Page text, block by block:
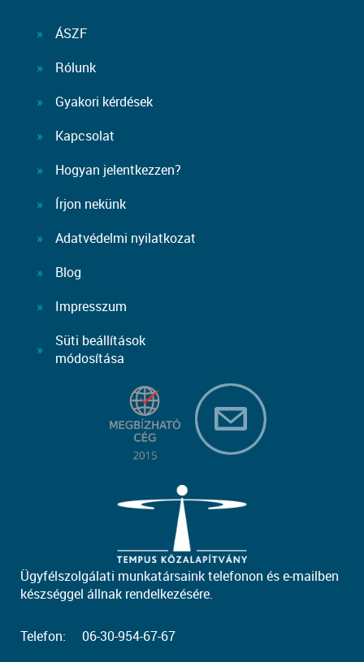
ÁSZF
Rólunk
Gyakori kérdések
Kapcsolat
Hogyan jelentkezzen?
Írjon nekünk
Adatvédelmi nyilatkozat
Blog
Impresszum
Süti beállítások
módosítása
Ügyfélszolgálati munkatársaink telefonon és e-mailben
készséggel állnak rendelkezésére.
Telefon:
06-30-954-67-67